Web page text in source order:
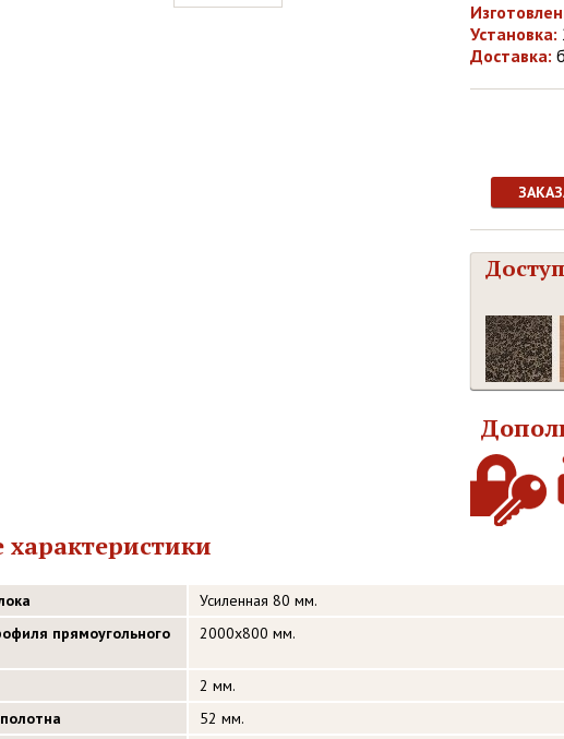
Установка:
Доставка:
характеристики
Усиленная 80 мм.
прямоугольного
2000х800 мм.
2 мм.
52 мм.